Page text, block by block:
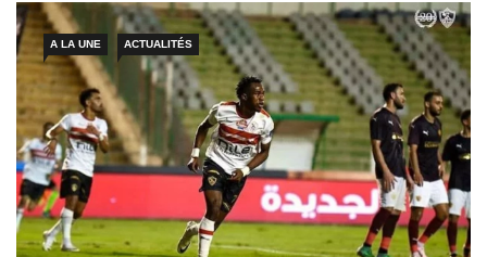
Ndiaye aurait prévenu le
A LA UNE ACTUALITÉS